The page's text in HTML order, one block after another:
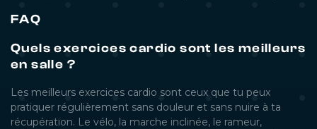
FAQ
Quels exercices cardio sont les meilleurs
en salle ?
Les meilleurs exercices cardio sont ceux que tu peux
pratiquer régulièrement sans douleur et sans nuire à ta
récupération. Le vélo, la marche inclinée, le rameur,